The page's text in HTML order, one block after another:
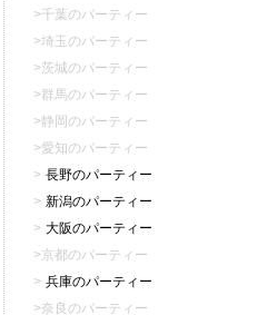
千葉のパーティー
埼玉のパーティー
茨城のパーティー
群馬のパーティー
静岡のパーティー
愛知のパーティー
長野のパーティー
新潟のパーティー
大阪のパーティー
京都のパーティー
兵庫のパーティー
奈良のパーティー